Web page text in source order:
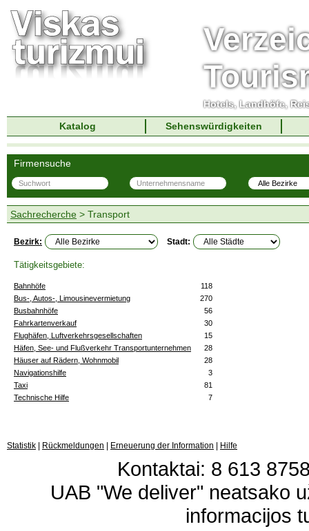
Hotels, Landhöfe,
Katalog
Sehenswürdigkeiten
Firmensuche
Sachrecherche > Transport
Bezirk: Stadt:
Tätigkeitsgebiete:
Bahnhöfe
118
Bus-, Autos-, Limousinevermietung
270
Busbahnhöfe
56
Fahrkartenverkauf
30
Flughäfen, Luftverkehrsgesellschaften
15
Häfen, See- und Flußverkehr Transportunternehmen
28
Häuser auf Rädern, Wohnmobil
28
Navigationshilfe
3
Taxi
81
Technische Hilfe
7
Statistik Rückmeldungen Erneuerung der Information Hilfe
Kontaktai: 8 613
UAB "We deliver" neatsako
informacijos